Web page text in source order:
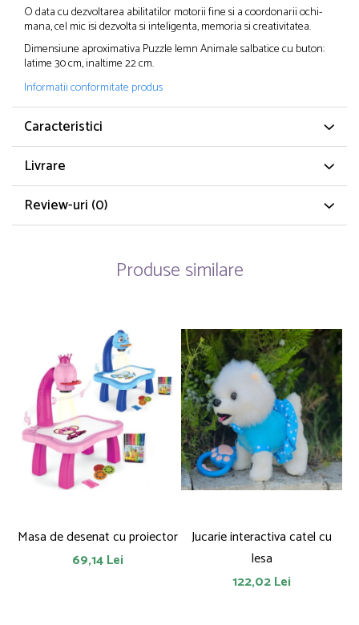
O data cu dezvoltarea abilitatilor motorii fine si a coordonarii ochi-
mana, cel mic isi dezvolta si inteligenta, memoria si creativitatea.
Dimensiune aproximativa Puzzle lemn Animale salbatice cu buton:
latime 30 cm, inaltime 22 cm.
Informatii conformitate produs
Caracteristici
Livrare
Review-uri (0)
Produse similare
Masa de desenat cu proiector
69,14 Lei
Jucarie interactiva catel cu
lesa
122,02 Lei